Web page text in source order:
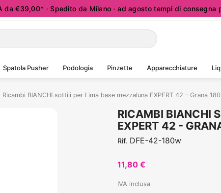
da €39,00* · Spedito da Milano · ad agosto tempi di
Spatola Pusher Podologia Pinzette Apparecchiature
Ricambi BIANCHI sottili per Lima base mezzaluna EXPERT 42 - Grana
RICAMBI BIANCHI
EXPERT 42 -
Rif. DFE-42-180w
11,80 €
IVA inclusa